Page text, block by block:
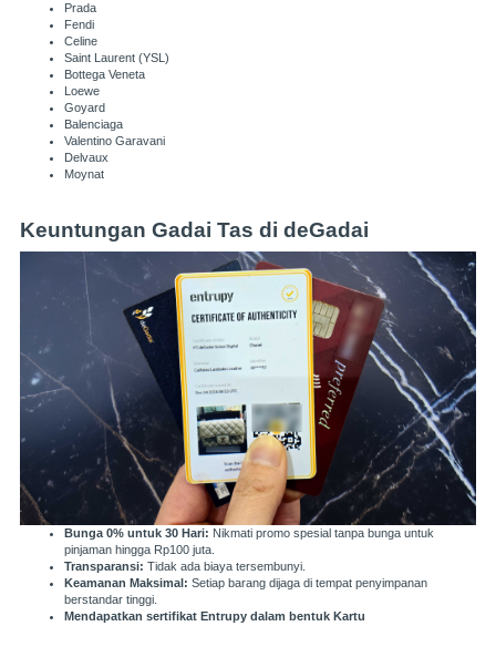
Prada
Fendi
Celine
Saint Laurent (YSL)
Bottega Veneta
Loewe
Goyard
Balenciaga
Valentino Garavani
Delvaux
Moynat
Keuntungan Gadai Tas di deGadai
Bunga 0% untuk 30 Hari: Nikmati promo spesial tanpa bunga untuk
pinjaman hingga Rp100 juta.
Transparansi: Tidak ada biaya tersembunyi.
Keamanan Maksimal: Setiap barang dijaga di tempat penyimpanan
berstandar tinggi.
Mendapatkan sertifikat Entrupy dalam bentuk Kartu